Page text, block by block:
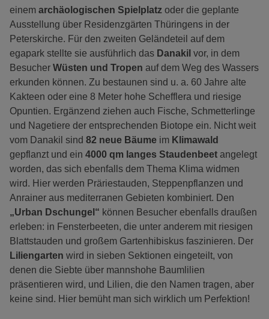
einem archäologischen Spielplatz oder die geplante
Ausstellung über Residenzgärten Thüringens in der
Peterskirche. Für den zweiten Geländeteil auf dem
egapark stellte sie ausführlich das Danakil vor, in dem
Besucher Wüsten und Tropen auf dem Weg des Wassers
erkunden können. Zu bestaunen sind u. a. 60 Jahre alte
Kakteen oder eine 8 Meter hohe Schefflera und riesige
Opuntien. Ergänzend ziehen auch Fische, Schmetterlinge
und Nagetiere der entsprechenden Biotope ein. Nicht weit
vom Danakil sind 82 neue Bäume im Klimawald
gepflanzt und ein 4000 qm langes Staudenbeet angelegt
worden, das sich ebenfalls dem Thema Klima widmen
wird. Hier werden Präriestauden, Steppenpflanzen und
Anrainer aus mediterranen Gebieten kombiniert. Den
„Urban Dschungel“ können Besucher ebenfalls draußen
erleben: in Fensterbeeten, die unter anderem mit riesigen
Blattstauden und großem Gartenhibiskus faszinieren. Der
Liliengarten wird in sieben Sektionen eingeteilt, von
denen die Siebte über mannshohe Baumlilien
präsentieren wird, und Lilien, die den Namen tragen, aber
keine sind. Hier bemüht man sich wirklich um Perfektion!